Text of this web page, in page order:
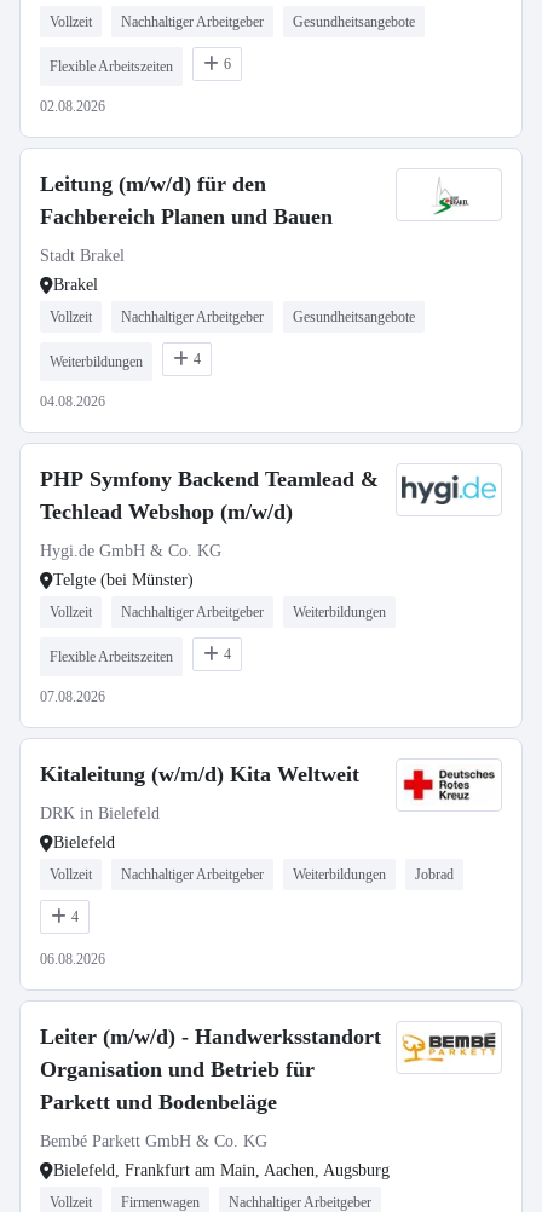
Vollzeit Nachhaltiger Arbeitgeber Gesundheitsangebote
Flexible Arbeitszeiten 6
02.08.2026
Leitung (m/w/d) für den
Fachbereich Planen und Bauen
Stadt Brakel
Brakel
Vollzeit Nachhaltiger Arbeitgeber Gesundheitsangebote
Weiterbildungen 4
04.08.2026
PHP Symfony Backend Teamlead &
Techlead Webshop (m/w/d)
Hygi.de GmbH & Co. KG
Telgte (bei Münster)
Vollzeit Nachhaltiger Arbeitgeber Weiterbildungen
Flexible Arbeitszeiten 4
07.08.2026
Kitaleitung (w/m/d) Kita Weltweit
DRK in Bielefeld
Bielefeld
Vollzeit Nachhaltiger Arbeitgeber Weiterbildungen Jobrad
4
06.08.2026
Leiter (m/w/d) - Handwerksstandort
Organisation und Betrieb für
Parkett und Bodenbeläge
Bembé Parkett GmbH & Co. KG
Bielefeld, Frankfurt am Main, Aachen, Augsburg
Vollzeit Firmenwagen Nachhaltiger Arbeitgeber